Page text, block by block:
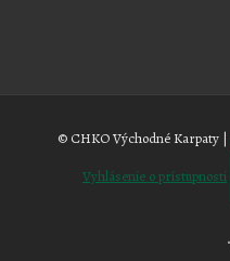
© CHKO Východné Karpaty |
Vyhlásenie o prístupnosti